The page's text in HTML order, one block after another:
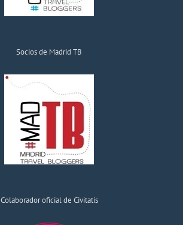
Socios de Madrid TB
Colaborador oficial de Civitatis